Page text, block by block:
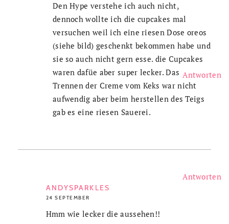
Den Hype verstehe ich auch nicht,
dennoch wollte ich die cupcakes mal
versuchen weil ich eine riesen Dose oreos
(siehe bild) geschenkt bekommen habe und
sie so auch nicht gern esse. die Cupcakes
waren dafüe aber super lecker. Das
Trennen der Creme vom Keks war nicht
aufwendig aber beim herstellen des Teigs
gab es eine riesen Sauerei.
ANDYSPARKLES
24 SEPTEMBER
Antworten
Hmm wie lecker die aussehen!!
Antworten